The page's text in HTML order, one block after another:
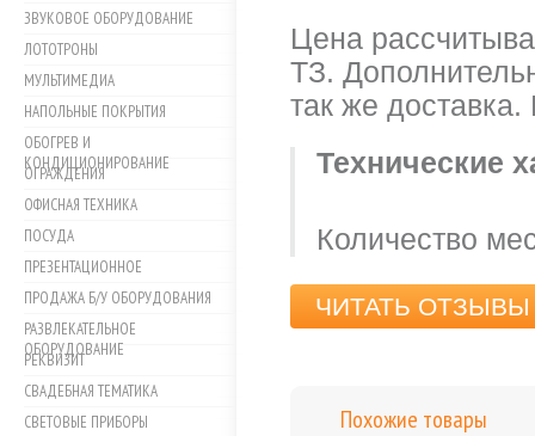
ЗВУКОВОЕ ОБОРУДОВАНИЕ
ЛОТОТРОНЫ
МУЛЬТИМЕДИА
НАПОЛЬНЫЕ ПОКРЫТИЯ
ОБОГРЕВ И
КОНДИЦИОНИРОВАНИЕ
ОГРАЖДЕНИЯ
ОФИСНАЯ ТЕХНИКА
ПОСУДА
ПРЕЗЕНТАЦИОННОЕ
ПРОДАЖА Б/У ОБОРУДОВАНИЯ
РАЗВЛЕКАТЕЛЬНОЕ
ОБОРУДОВАНИЕ
РЕКВИЗИТ
СВАДЕБНАЯ ТЕМАТИКА
СВЕТОВЫЕ ПРИБОРЫ
Цена
ТЗ.
так же доставка.
Технические
Количество
ЧИТАТЬ ОТЗЫВЫ
Похожие товары